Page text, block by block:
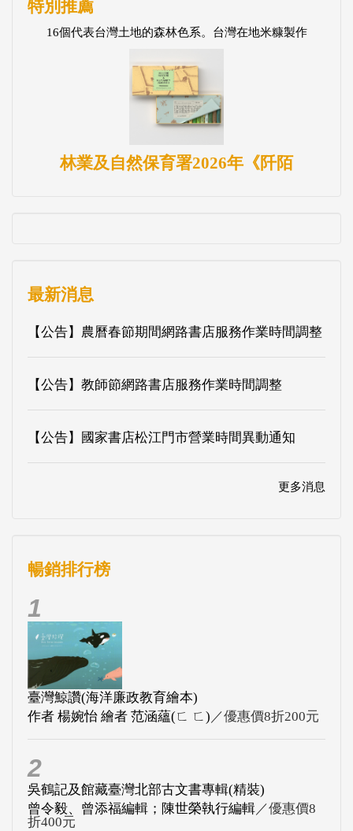
特別推薦
16個代表台灣土地的森林色系。台灣在地米糠製作
林業及自然保育署2026年《阡陌
最新消息
【公告】農曆春節期間網路書店服務作業時間調整
【公告】教師節網路書店服務作業時間調整
【公告】國家書店松江門市營業時間異動通知
更多消息
暢銷排行榜
1
臺灣鯨讚(海洋廉政教育繪本)
作者 楊婉怡 繪者 范涵蘊(ㄈ ㄈ) ／優惠價8折200元
2
吳鶴記及館藏臺灣北部古文書專輯(精裝)
曾令毅、曾添福編輯；陳世榮執行編輯／優惠價8
折400元